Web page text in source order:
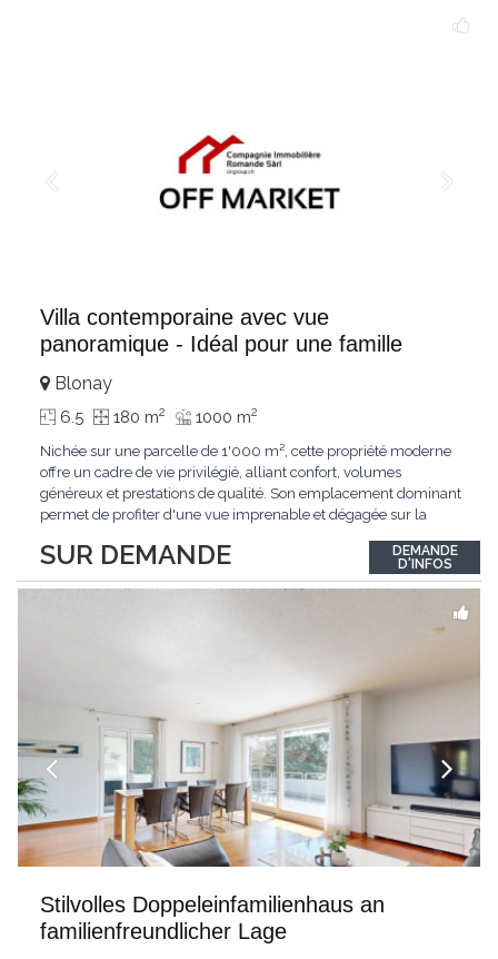
Villa contemporaine avec vue
panoramique - Idéal pour une famille
SUR DEMANDE
Blonay
6.5 180 m2 1000 m2
Nichée sur une parcelle de 1'000 m², cette propriété moderne
offre un cadre de vie privilégié, alliant confort, volumes
généreux et prestations de qualité. Son emplacement dominant
permet de profiter d'une vue imprenable et dégagée sur la
excavé, cette villa propose une surface habitable utile de plus
de 260 m², soigneusement...
DEMANDE
D'INFOS
Stilvolles Doppeleinfamilienhaus an
familienfreundlicher Lage